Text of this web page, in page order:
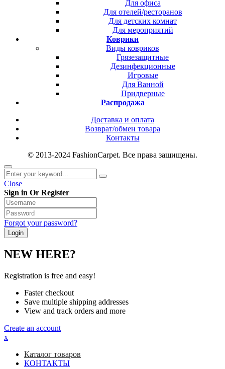
Для офиса
Для отелей/ресторанов
Для детских комнат
Для мероприятий
Коврики
Виды ковриков
Грязезащитные
Дезинфекционные
Игровые
Для Ванной
Придверные
Распродажа
Доставка и оплата
Возврат/обмен товара
Контакты
© 2013-2024 FashionCarpet. Все права защищены.
Close
Sign in Or Register
Forgot your password?
NEW HERE?
Registration is free and easy!
Faster checkout
Save multiple shipping addresses
View and track orders and more
Create an account
x
Каталог товаров
КОНТАКТЫ